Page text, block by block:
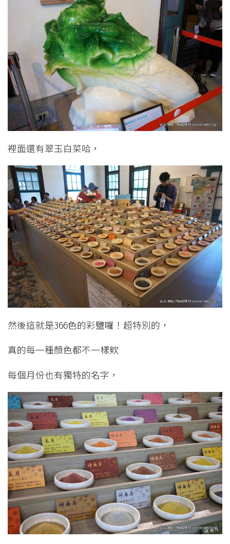
裡面還有翠玉白菜哈，
然後這就是366色的彩鹽囉！超特別的，
真的每一種顏色都不一樣欸
每個月份也有獨特的名字，